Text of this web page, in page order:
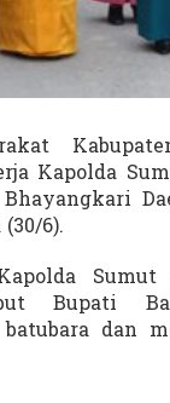
Kapolda
6).
Bupati
dan